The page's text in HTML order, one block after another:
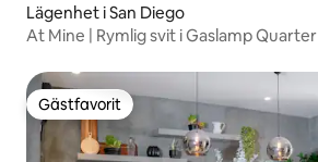
Lägenhet i San Diego
At Mine | Rymlig svit i Gaslamp Quarter
Gästfavorit
Gästfavorit